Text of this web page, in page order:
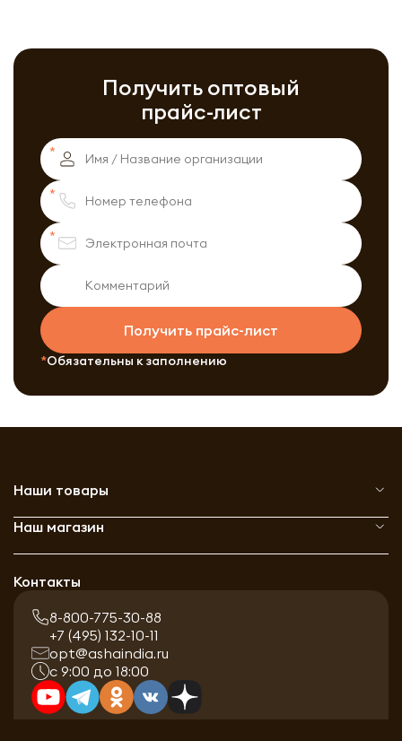
Получить оптовый
прайс-лист
Получить прайс-лист
Обязательны к заполнению
Наши товары
Наш магазин
Контакты
8-800-775-30-88
+7 (495) 132-10-11
opt@ashaindia.ru
с 9:00 до 18:00